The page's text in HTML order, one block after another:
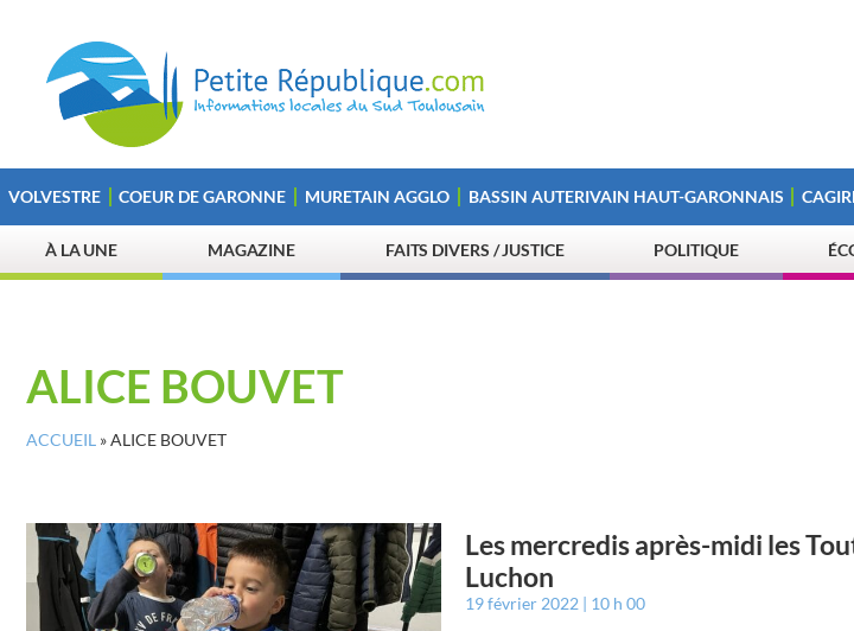
VOLVESTRE COEUR DE GARONNE MURETAIN AGGLO BASSIN AUTERIVAIN HAUT-GARONNAIS
À LA UNE MAGAZINE FAITS DIVERS / JUSTICE POLITIQUE
ALICE BOUVET
ACCUEIL »ALICE BOUVET
Les mercredis après-midi les
Luchon
19 février 2022 10 h 00